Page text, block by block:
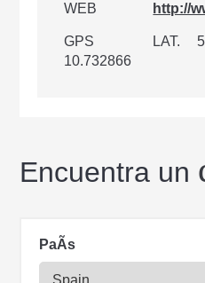
WEB http://
GPS
LAT.
10.732866
Encuentra un
PaÃ­s